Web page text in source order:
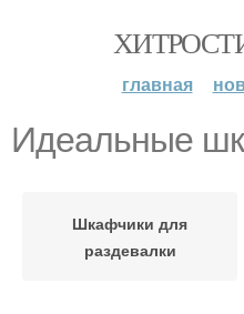
главная
Идеальные
Шкафчики для
раздевалки